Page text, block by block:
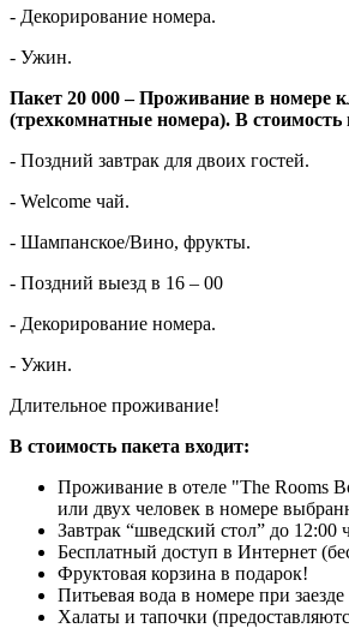
- Декорирование номера.
- Ужин.
Пакет 20 000 – Проживание в номере
(трехкомнатные номера). В стоимость
- Поздний завтрак для двоих гостей.
- Welcome чай.
- Шампанское/Вино, фрукты.
- Поздний выезд в 16 – 00
- Декорирование номера.
- Ужин.
Длительное проживание!
В стоимость пакета входит:
Проживание в отеле "The Rooms
или двух человек в номере
Завтрак “шведский стол” до 12:00
Бесплатный доступ в Интернет
Фруктовая корзина в подарок!
Питьевая вода в номере при заезде
Халаты и тапочки